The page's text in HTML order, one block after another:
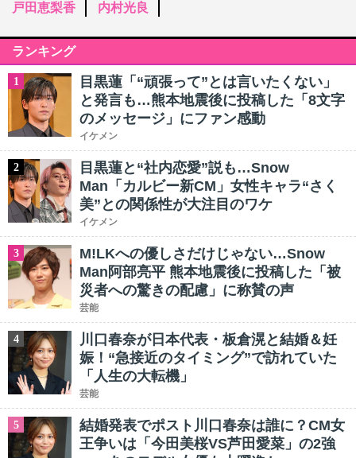
戸田恵梨香
内村光良
ランキング
1
目黒蓮「“頑張って”とは言いたくない」
と発言も…熊本地震後に投稿した「8文字
のメッセージ」にファン感動
イケメン
2
目黒蓮と“社内恋愛”説も…Snow
Man「カルビー新CM」女性キャラ“さく
美”との関係性が大注目のワケ
イケメン
3
M!LKへの優しさだけじゃない…Snow
Man阿部亮平 熊本地震後に投稿した「被
災者への驚きの配慮」に称賛の声
芸能
4
川口春奈が日本代表・板倉滉と結婚＆妊
娠！“急接近のタイミング”で訪れていた
「人生の大転機」
芸能
5
結婚発表でポスト川口春奈は誰に？CM女
王争いは「今田美桜VS芦田愛菜」の2強